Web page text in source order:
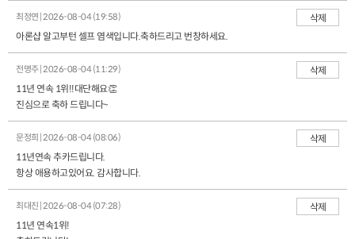
최정연 | 2026-08-04 (19:58)
삭제
아론샵 알고부턴 셀프 염색입니다.축하드리고 번창하세요.
전명주 | 2026-08-04 (11:29)
삭제
11년 연속 1위!!대단해요👏
진심으로 축하 드립니다~
문정희 | 2026-08-04 (08:06)
삭제
11년연속 추카드립니다.
항상 애용하고있어요. 감사합니다.
최대진 | 2026-08-04 (07:28)
삭제
11년 연속1위!